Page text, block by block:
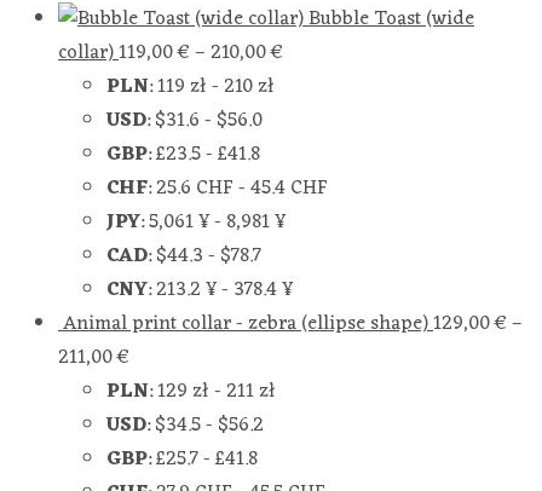
Bubble Toast (wide
collar)119,00€– 210,00€
PLN:119 zł- 210 zł
USD:$31.6- $56.0
GBP:£23.5-£41.8
CHF:25.6 CHF-45.4 CHF
JPY:5,061 ¥- 8,981 ¥
CAD:$44.3- $78.7
CNY:213.2 ¥- 378.4 ¥
Animal print collar - zebra (ellipse shape)129,00€–
211,00€
PLN:129 zł- 211 zł
USD:$34.5- $56.2
GBP:£25.7-£41.8